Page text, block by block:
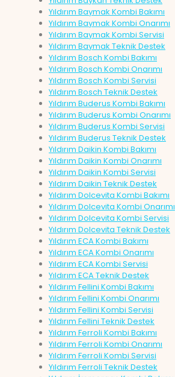
Yıldırım Baymak Kombi Bakımı
Yıldırım Baymak Kombi Onarımı
Yıldırım Baymak Kombi Servisi
Yıldırım Baymak Teknik Destek
Yıldırım Bosch Kombi Bakımı
Yıldırım Bosch Kombi Onarımı
Yıldırım Bosch Kombi Servisi
Yıldırım Bosch Teknik Destek
Yıldırım Buderus Kombi Bakımı
Yıldırım Buderus Kombi Onarımı
Yıldırım Buderus Kombi Servisi
Yıldırım Buderus Teknik Destek
Yıldırım Daikin Kombi Bakımı
Yıldırım Daikin Kombi Onarımı
Yıldırım Daikin Kombi Servisi
Yıldırım Daikin Teknik Destek
Yıldırım Dolcevita Kombi Bakımı
Yıldırım Dolcevita Kombi Onarımı
Yıldırım Dolcevita Kombi Servisi
Yıldırım Dolcevita Teknik Destek
Yıldırım ECA Kombi Bakımı
Yıldırım ECA Kombi Onarımı
Yıldırım ECA Kombi Servisi
Yıldırım ECA Teknik Destek
Yıldırım Fellini Kombi Bakımı
Yıldırım Fellini Kombi Onarımı
Yıldırım Fellini Kombi Servisi
Yıldırım Fellini Teknik Destek
Yıldırım Ferroli Kombi Bakımı
Yıldırım Ferroli Kombi Onarımı
Yıldırım Ferroli Kombi Servisi
Yıldırım Ferroli Teknik Destek